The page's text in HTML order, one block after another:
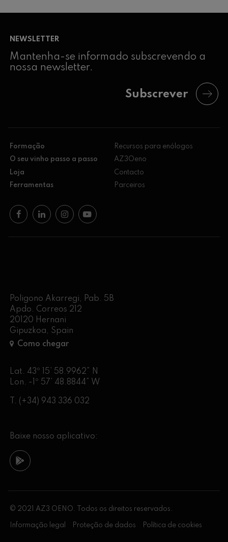
NEWSLETTER
Mantenha-se informado subscrevendo a
nossa newsletter.
Subscrever
Formação
O seu vinho passo a passo
Loja
Ferramentas
Recursos para enólogos
AZ3Oeno
Contacto
Parceiros
Poligono Akarregi, Pab. 5B
Apdo. Correos 212
20120 Hernani
Gipuzkoa, Spain
Como chegar
Lat. 43º 15’ 58.9962” N
Lon. -1º 57’ 48.8844” W
T. (+34) 943 336 032
Baixe nosso aplicativo:
© 2021 AZ3 OENO. Todos os direitos reservados.
Informação legal Proteção de dados Política de cookies